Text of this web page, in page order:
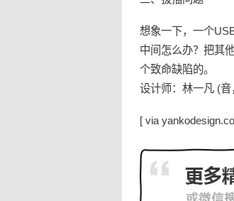
想象一下，一个
中间怎么办？把其
个致命缺陷的。
设计师：林一凡 (音
[ via